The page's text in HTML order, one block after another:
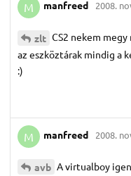
M manfreed 2008.
zlt CS2 nekem
az eszköztárak mindig a
:)
M manfreed 2008.
avb A virtualboy